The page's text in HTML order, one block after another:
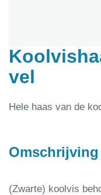
vel
Hele haas van de
Omschrijving
(Zwarte) koolvis